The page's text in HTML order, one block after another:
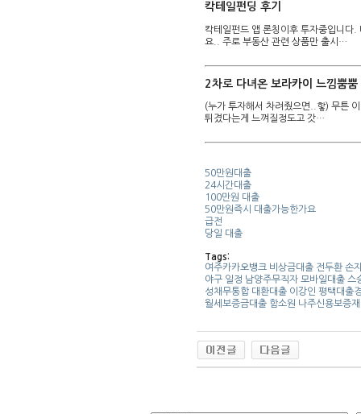
칵테일펀딩 후기
칵테일펀드 앱 론칭이후 투자중입니다
요.. 주로 부동산 관련 상품만 출시…
2차로 다녀온 보라카이 느낌뿜뿜
(누가 투자해서 차려줬으면..핳) 무튼
튀겼다는게 느껴질정도고 갓…
50만원대출
24시간대출
100만원 대출
50만원즉시 대출가능한가요
급전
당일 대출
Tags:
여주카카오뱅크 비상금대출 전두환 손
야구 일정 남양주무직자 모바일대출 스
성채무통합 대환대출 이강인 평택대출
월세보증금대출 함소원 나주신용보증